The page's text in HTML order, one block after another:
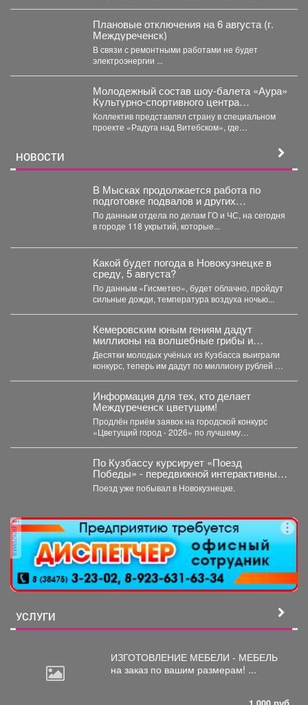
Плановые отключения на 6 августа (г.
Междуреченск)
В связи с ремонтными работами не будет
электроэнергии ...
Молодежный состав шоу-балета «Аура»
Культурно-спортивного центра
металлургов победил в международном
конкурсе «Славянский базар» в
Витебске.
Коллектив представлял страну в специальном
проекте «Радуга над Витебском», где
НОВОСТИ
В Мысках продолжается работа по
подготовке подвалов и других
заглубленных помещений для укрытия
населения на случай возникновения
чрезвычайных ситуаций
По данным отдела по делам ГО и ЧС, на сегодня
в городе 118 укрытий, которые...
Какой будет погода в Новокузнецке в
среду, 5 августа?
По данным «Гисметео», будет облачно, пройдут
сильные дожди, температура воздуха ночью...
Кемеровским юным гениям дадут
миллионы на волшебные грибы и
чудных птиц
Десятки молодых учёных из Кузбасса выиграли
конкурс, теперь им дадут по миллиону рублей на
Информация для тех, кто делает
Междуреченск цветущим!
Продлён приём заявок на городской конкурс
«Цветущий город - 2026» по лучшему
По Кузбассу курсирует «Поезд
Победы» - передвижной интерактивный
музей, рассказывающий о событиях
Великой Отечественной войны.
Поезд уже побывал в Новокузнецке.
реклама
УСЛУГИ
ИЗГОТОВЛЕНИЕ МЕБЕЛИ - МЕБЕЛЬ
на заказ по вашим размерам! ...